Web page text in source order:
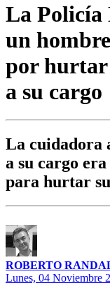
La Policía
un
por hurtar
a su cargo
La cuidadora
a su cargo
para hurtar
ROBERTO
Lunes, 04 Noviembre